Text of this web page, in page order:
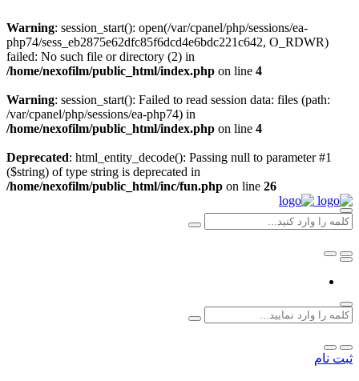
Warning: session_start(): open(/var/cpanel/php/sessions/ea-
php74/sess_eb2875e62dfc85f6dcd4e6bdc221c642, O_RDWR)
failed: No such file or directory (2) in
/home/nexofilm/public_html/index.php on line 4
Warning: session_start(): Failed to read session data: files (path:
/var/cpanel/php/sessions/ea-php74) in
/home/nexofilm/public_html/index.php on line 4
Deprecated: html_entity_decode(): Passing null to parameter #1
($string) of type string is deprecated in
/home/nexofilm/public_html/inc/fun.php on line 26
ثبت نام